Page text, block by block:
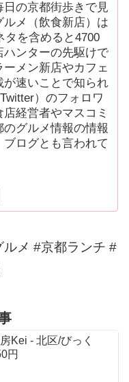
日の京都街歩きで見
メ（飲食新店）は
タを含めると4700
ンターの先駆けで
メン新店やカフェ
が速いことで知られ
）のフォロワ
経営者やマスコミ
グルメ情報の情報
ログとも言われて
メ #京都ランチ #
Kei - 北区/びっく
円